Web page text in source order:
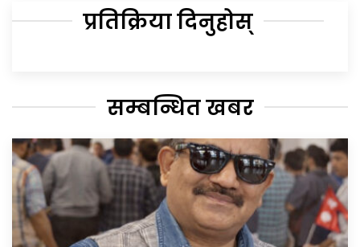
प्रतिक्रिया दिनुहोस्
सम्बन्धित खबर